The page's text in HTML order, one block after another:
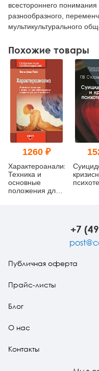
всестороннего
разнообразного,
мультикультурального
Похожие товары
1260 ₽
Характероанализ:
Техника и
основные
положения для
+7
Публичная оферта
Прайс-листы
Блог
О нас
Контакты